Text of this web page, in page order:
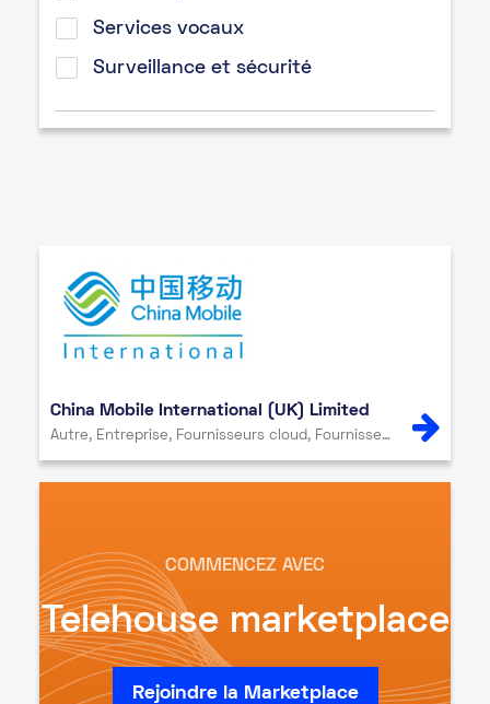
Services vocaux
Surveillance et sécurité
China Mobile International (UK) Limited
Autre, Entreprise, Fournisseurs cloud, Fournisseurs de contenu et de médias, Fournisseurs de réseau, Point d’échange Internet, Sécurité, Service informatique
COMMENCEZ AVEC
Telehouse marketplace
Rejoindre la Marketplace